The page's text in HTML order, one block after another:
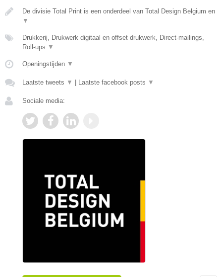
De divisie Total Print is een onderdeel van Total Design Belgium en
▼
Drukkerij, Drukwerk digitaal en offset drukwerk, Direct-mailings,
Roll-ups ▼
Openingstijden ▼
Laatste tweets ▼ | Laatste facebook posts ▼
Sociale media: